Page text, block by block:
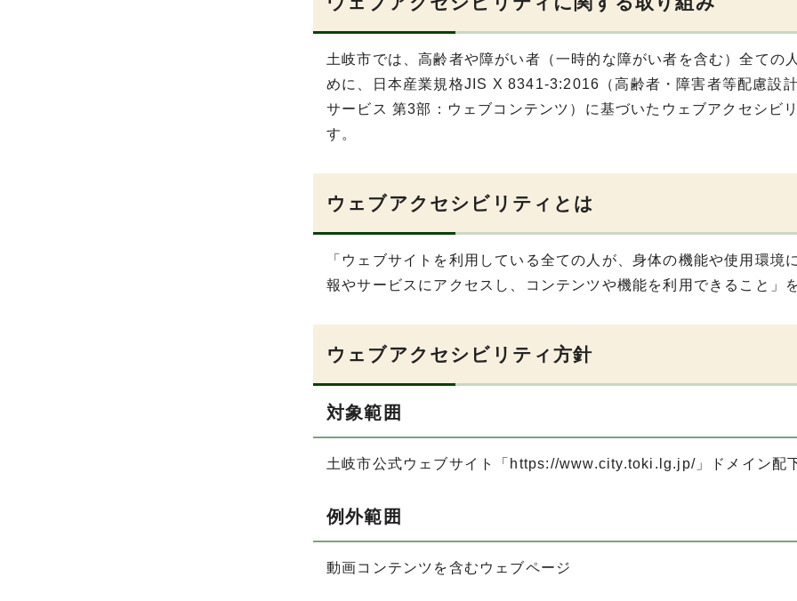
土岐市では、高齢者や障がい者（一時的な障がい者を含む）全ての
めに、日本産業規格JIS X 8341-3:2016（高齢者・障害者等配慮設
サービス 第3部：ウェブコンテンツ）に基づいたウェブアクセシビ
す。
ウェブアクセシビリティとは
「ウェブサイトを利用している全ての人が、身体の機能や使用環
報やサービスにアクセスし、コンテンツや機能を利用できること」
ウェブアクセシビリティ方針
対象範囲
土岐市公式ウェブサイト「https://www.city.toki.lg.jp/」ドメイン配
例外範囲
動画コンテンツを含むウェブページ